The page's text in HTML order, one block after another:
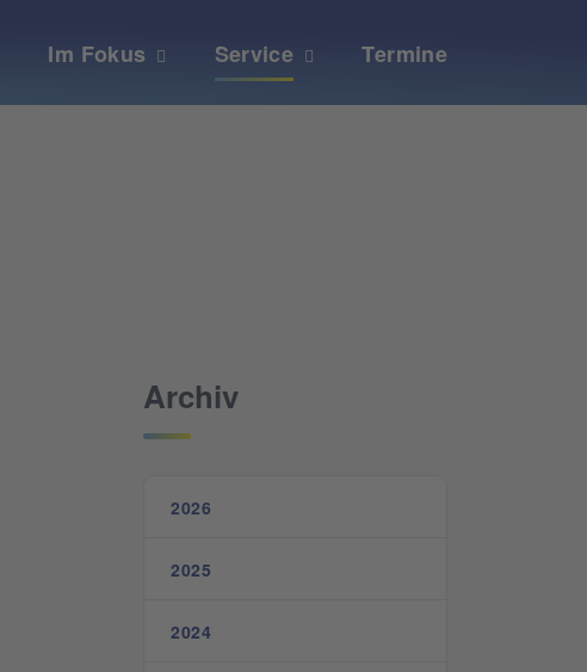
Im Fokus Service Termine
Archiv
2026
2025
2024